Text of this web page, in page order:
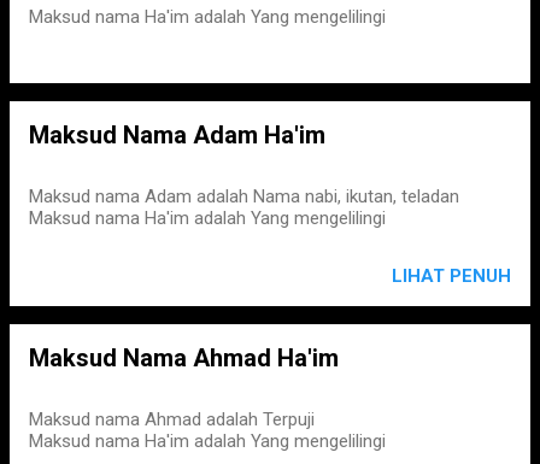
Maksud nama Ha'im adalah Yang mengelilingi
Maksud Nama Adam Ha'im
Maksud nama Adam adalah Nama nabi, ikutan, teladan
Maksud nama Ha'im adalah Yang mengelilingi
LIHAT PENUH
Maksud Nama Ahmad Ha'im
Maksud nama Ahmad adalah Terpuji
Maksud nama Ha'im adalah Yang mengelilingi